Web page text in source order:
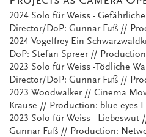
2024 Solo für Weiss -
Director/DoP: Gunnar Fuß //
2024 Vogelfrey Ein
DoP: Stefan Spreer //
2023 Solo für Weiss -Tödliche
Director/DoP: Gunnar Fuß //
2023 Woodwalker // Cinema
Krause // Production: blue eyes
2023 Solo für Weiss -
Gunnar Fuß // Production: